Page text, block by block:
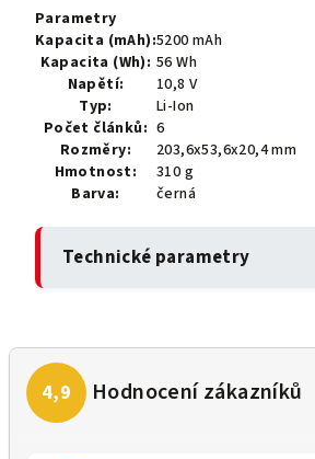
Parametry
Kapacita (mAh):5200 mAh
Kapacita (Wh): 56 Wh
Napětí:
10,8 V
Typ:
Li-Ion
Počet článků: 6
Rozměry:
203,6x53,6x20,4 mm
Hmotnost:
310 g
Barva:
černá
Technické parametry